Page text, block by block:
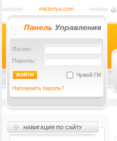
misteriya.com
Логин:
Пароль:
Чужой ПК
Напомнить пароль?
НАВИГАЦИЯ ПО САЙТУ